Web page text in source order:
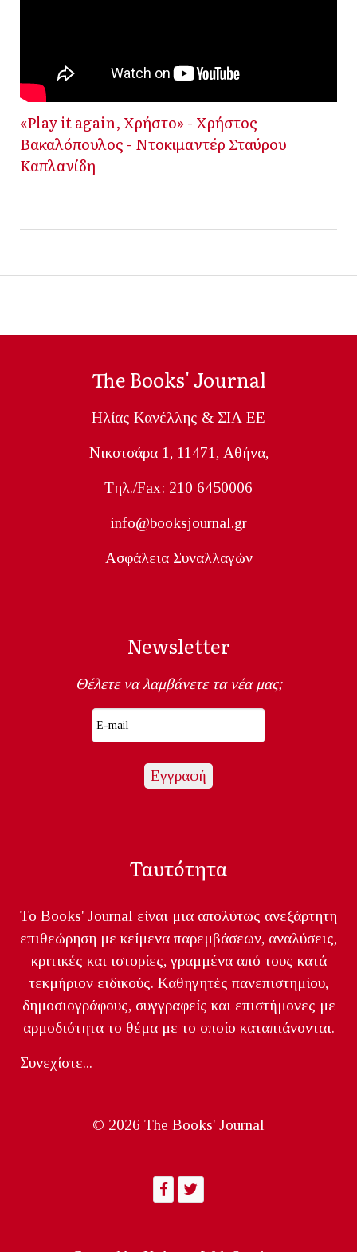
«Play it again, Χρήστο» - Χρήστος
Βακαλόπουλος - Ντοκιμαντέρ Σταύρου
Καπλανίδη
The Books' Journal
Ηλίας Κανέλλης & ΣΙΑ ΕΕ
Nικοτσάρα 1, 11471, Aθήνα,
Tηλ./Fax: 210 6450006
info@booksjournal.gr
Ασφάλεια Συναλλαγών
Newsletter
Θέλετε να λαμβάνετε τα νέα μας;
Ταυτότητα
Το Books' Journal είναι μια απολύτως ανεξάρτητη
επιθεώρηση με κείμενα παρεμβάσεων, αναλύσεις,
κριτικές και ιστορίες, γραμμένα από τους κατά
τεκμήριον ειδικούς. Καθηγητές πανεπιστημίου,
δημοσιογράφους, συγγραφείς και επιστήμονες με
αρμοδιότητα το θέμα με το οποίο καταπιάνονται.
Συνεχίστε...
© 2026 The Books' Journal